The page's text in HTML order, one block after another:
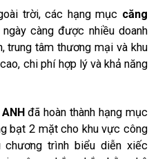
trời, các hạng mục căng
càng được nhiều doanh
trung tâm thương mại và khu
chi phí hợp lý và khả năng
đã hoàn thành hạng mục
bạt 2 mặt cho khu vực công
trình biểu diễn xiếc